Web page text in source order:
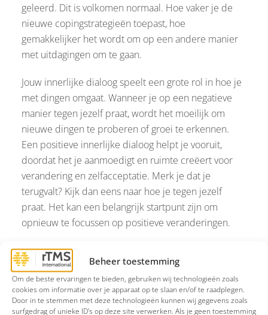
Beheer toestemming
Om de beste ervaringen te bieden, gebruiken wij technologieën zoals
cookies om informatie over je apparaat op te slaan en/of te raadplegen.
Door in te stemmen met deze technologieën kunnen wij gegevens zoals
surfgedrag of unieke ID's op deze site verwerken. Als je geen toestemming
geleerd. Dit is volkomen normaal. Hoe vaker je de
nieuwe copingstrategieën toepast, hoe
gemakkelijker het wordt om op een andere manier
met uitdagingen om te gaan.
Jouw innerlijke dialoog speelt een grote rol in hoe je
met dingen omgaat. Wanneer je op een negatieve
manier tegen jezelf praat, wordt het moeilijk om
nieuwe dingen te proberen of groei te erkennen.
Een positieve innerlijke dialoog helpt je vooruit,
doordat het je aanmoedigt en ruimte creëert voor
verandering en zelfacceptatie. Merk je dat je
terugvalt? Kijk dan eens naar hoe je tegen jezelf
praat. Het kan een belangrijk startpunt zijn om
opnieuw te focussen op positieve veranderingen.
Écht voor jezelf kiezen
Nu je weer leeft in plaats van geleefd te worden, is